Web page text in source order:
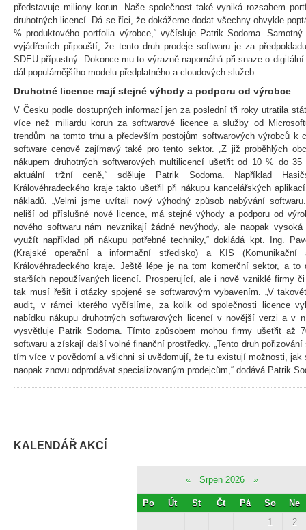
představuje miliony korun. Naše společnost také vyniká rozsahem
druhotných licencí. Dá se říci, že dokážeme dodat všechny obvykle
% produktového portfolia výrobce,“ vyčísluje Patrik Sodoma.
vyjádřeních připouští, že tento druh prodeje softwaru je za
SDEU přípustný. Dokonce mu to výrazně napomáhá při snaze o
dál populárnějšího modelu předplatného a cloudových služeb.
Druhotné licence mají stejné výhody a podporu od výrobce
V Česku podle dostupných informací jen za poslední tři roky utratila
více než miliardu korun za softwarové licence a služby od
trendům na tomto trhu a především postojům softwarových výrobců k
software cenově zajímavý také pro tento sektor. „Z již proběhlých
nákupem druhotných softwarových multilicencí ušetřit od 10 % do
aktuální tržní ceně,“ sděluje Patrik Sodoma. Například
Královéhradeckého kraje takto ušetřil při nákupu kancelářských
nákladů. „Velmi jsme uvítali nový výhodný způsob nabývání
neliší od příslušné nové licence, má stejné výhody a podporu od
nového softwaru nám nevznikají žádné nevýhody, ale naopak
využít například při nákupu potřebné techniky,“ dokládá kpt. Ing.
(Krajské operační a informační středisko) a KIS (Komunikační
Královéhradeckého kraje. Ještě lépe je na tom komerční sektor, a
starších nepoužívaných licencí. Prosperující, ale i nově vzniklé firmy
tak musí řešit i otázky spojené se softwarovým vybavením. „V
audit, v rámci kterého vyčíslíme, za kolik od společnosti licence
nabídku nákupu druhotných softwarových licencí v novější verzi a v
vysvětluje Patrik Sodoma. Tímto způsobem mohou firmy ušetřit až
softwaru a získají další volné finanční prostředky. „Tento druh
tím více v povědomí a všichni si uvědomují, že tu existují možnosti, jak
naopak znovu odprodávat specializovaným prodejcům,“ dodává Patrik
KALENDÁŘ AKCÍ
« Srpen 2026 »
Po Út St Čt Pá So
Ne
1
2